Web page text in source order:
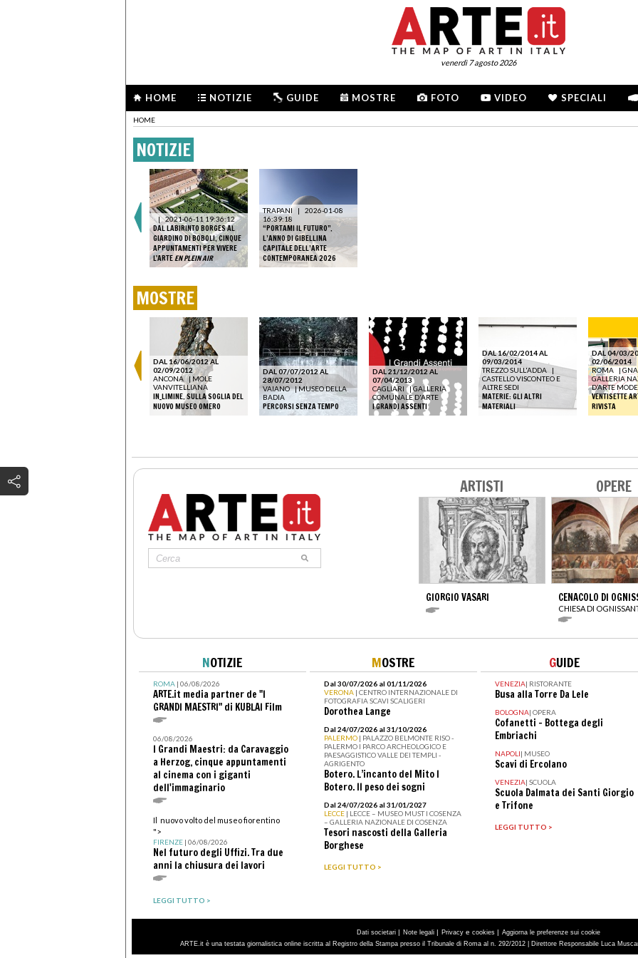
venerdì 7 agosto 2026
HOME NOTIZIE GUIDE MOSTRE FOTO VIDEO SPECIALI
HOME
NOTIZIE
| 2021-06-11 19:36:12
DAL LABIRINTO BORGES AL
GIARDINO DI BOBOLI, CINQUE
APPUNTAMENTI PER VIVERE
L'ARTEEN PLEIN AIR
TRAPANI |
2026-01-08
16:39:18
“PORTAMI IL FUTURO”.
L’ANNO DI GIBELLINA
CAPITALE DELL’ARTE
CONTEMPORANEA 2026
MOSTRE
DAL 16/06/2012 AL
02/09/2012
ANCONA | MOLE
VANVITELLIANA
IN_LIMINE. SULLA SOGLIA DEL
NUOVO MUSEO OMERO
DAL 07/07/2012 AL
28/07/2012
VAIANO |MUSEO DELLA
BADIA
PERCORSI SENZA TEMPO
DAL 21/12/2012 AL
07/04/2013
CAGLIARI
|GALLERIA
COMUNALE D'ARTE
I GRANDI ASSENTI
DAL 16/02/2014 AL
09/03/2014
TREZZO SULL'ADDA
|
CASTELLO VISCONTEO E
ALTRE SEDI
MATERIE: GLI ALTRI
MATERIALI
DAL 04/03/
02/06/2014
ROMA
|
GALLERIA
D’ARTE
VENTISETTE
RIVISTA
ARTISTI
GIORGIO VASARI
OPERE
CENACOLO DI
CHIESA DI
NOTIZIE
ROMA| 06/08/2026
ARTE.it media partner de "I
GRANDI MAESTRI" di KUBLAI Film
06/08/2026
I Grandi Maestri: da Caravaggio
a Herzog, cinque appuntamenti
al cinema con i giganti
dell'immaginario
Il nuovo volto del museo fiorentino
">
FIRENZE| 06/08/2026
Nel futuro degli Uffizi. Tra due
anni la chiusura dei lavori
LEGGI TUTTO >
MOSTRE
Dal 30/07/2026 al 01/11/2026
VERONA | CENTRO INTERNAZIONALE DI
FOTOGRAFIA SCAVI SCALIGERI
Dorothea Lange
Dal 24/07/2026 al 31/10/2026
PALERMO | PALAZZO BELMONTE RISO -
PALERMO I PARCO ARCHEOLOGICO E
PAESAGGISTICO VALLE DEI TEMPLI -
AGRIGENTO
Botero. L’incanto del Mito I
Botero. Il peso dei sogni
Dal 24/07/2026 al 31/01/2027
LECCE | LECCE – MUSEO MUST I COSENZA
– GALLERIA NAZIONALE DI COSENZA
Tesori nascosti della Galleria
Borghese
LEGGI TUTTO >
GUIDE
VENEZIA| RISTORANTE
Busa alla Torre Da Lele
BOLOGNA| OPERA
Cofanetti - Bottega degli
Embriachi
NAPOLI| MUSEO
Scavi di Ercolano
VENEZIA| SCUOLA
Scuola Dalmata dei Santi Giorgio
e Trifone
LEGGI TUTTO >
Dati societari | Note legali | Privacy e cookies | Aggiorna le preferenze sui cookie
ARTE.it è una testata giornalistica online iscritta al Registro della Stampa presso il Tribunale di Roma al n. 292/2012 | Direttore Responsabile Luca